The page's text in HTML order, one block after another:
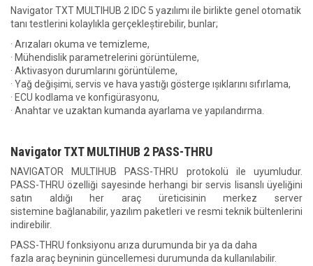
Navigator TXT MULTIHUB 2 IDC 5 yazılımı ile birlikte genel otomatik
tanı testlerini kolaylıkla gerçekleștirebilir, bunlar;
· Arızaları okuma ve temizleme,
· Mühendislik parametrelerini görüntüleme,
· Aktivasyon durumlarını görüntüleme,
· Yağ değișimi, servis ve hava yastığı gösterge ıșıklarını sıfırlama,
· ECU kodlama ve konfigürasyonu,
· Anahtar ve uzaktan kumanda ayarlama ve yapılandırma.
Navigator TXT MULTIHUB 2 PASS-THRU
NAVIGATOR MULTIHUB PASS-THRU protokolü ile uyumludur.
PASS-THRU özelliği sayesinde herhangi bir servis lisanslı üyeliğini
satın aldığı her araç üreticisinin merkez server
sistemine bağlanabilir, yazılım paketleri ve resmi teknik bültenlerini
indirebilir.
PASS-THRU fonksiyonu arıza durumunda bir ya da daha
fazla araç beyninin güncellemesi durumunda da kullanılabilir.